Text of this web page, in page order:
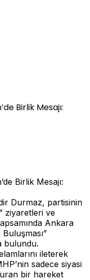
Birlik Mesajı:
Durmaz, partisinin
ziyaretleri ve
Ankara
bulundu.
ileterek
sadece siyasi
bir hareket